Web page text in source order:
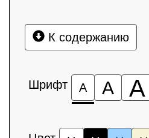
К содержанию
Шрифт А А А